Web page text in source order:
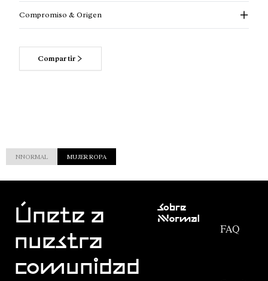
Compromiso & Origen
Compartir
NNORMAL MUJER ROPA
Únete a
nuestra
comunidad
Sobre
Nnormal
FAQ